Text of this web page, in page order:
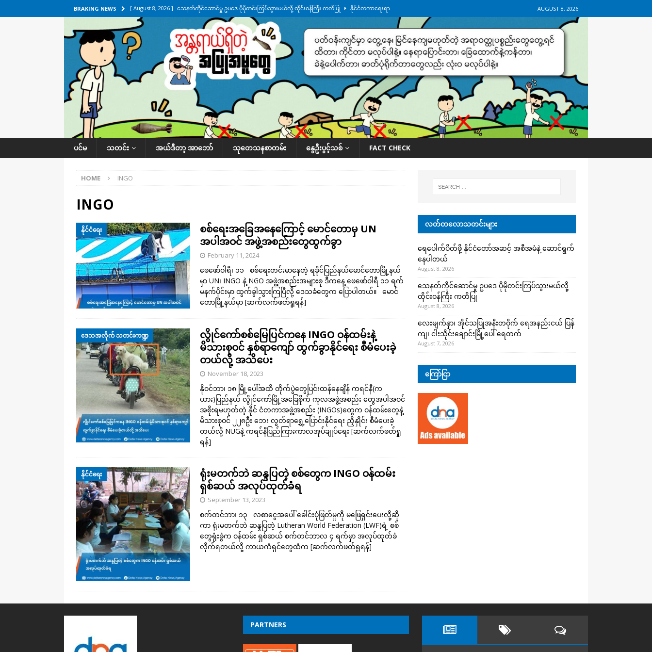
BRAKING NEWS [ August 8, 2026 ] သေနတ်ကိုင်ဆောင်မှု ဥပဒေ ပိုမိုတင်းကြပ်သွားမယ်လို့ ထိုင်းဝန်ကြီး ကတိပြု နိုင်ငံတကာရေးရာ
[ August 7, 2026 ] လေးမျက်နှာ၊ အိုင်သပြုအနီးတဝိုက် ရေအနည်းငယ် ပြန်ကျ၊ ငါးသိုင်းချောင်းမြို့ပေါ် ရေတက်
ဒေသအလိုက် သတင်းကဏ္ဍ
[ August 7, 2026 ] ရန်ကုန်မြစ်အတွင်း ထူးကဲဒီရေ အ​မြင့် ၂၁ ပေကျော်အထိ တက်မယ်လို့ သတိပေး ဒေသအလိုက်
သတင်းကဏ္ဍ
[ August 7, 2026 ] လွှတ်တော်ကို ရောက်လာတဲ့ ဦးမင်အောင်လှိုင်ကို ထိုင်းလွှတ်တော်အမတ် အော်ဟစ်ဆန္ဒပြ
UNCATEGORIZED
[ August 8, 2026 ] ရေပေါက်ပိတ်ဖို့ နိုင်ငံတော်အဆင့် အစီအမံနဲ့ ဆောင်ရွက်နေပါတယ် ဆောင်းပါး
AUGUST 8, 2026
ပင်မ သတင်း အယ်ဒီတာ့ အာဘော် သုတေသနစာတမ်း နွေဦးပွင့်သစ် FACT CHECK
HOME INGO
INGO
နိုင်ငံရေး
စစ်​​ရေးအခြေအနေကြောင့် မောင်တောမှ UN
အပါအဝင် အဖွဲ့အစည်းတွေထွက်ခွာ
February 11, 2024
ဖေဖော်ဝါရီ၊ ၁၁ စစ်ရေးတင်းမာနေတဲ့ ရခိုင်ပြည်နယ်မောင်တောမြို့နယ်
မှာ UN၊ INGO နဲ့ NGO အဖွဲ့အစည်းအများစု ဒီကနေ့ ဖေဖော်ဝါရီ ၁၁ ရက်
မနက်ပိုင်းမှာ ထွက်ခွါသွားကြပြီလို့ ဒေသခံတွေက ပြောပါတယ်။ မောင်
တောမြို့နယ်မှာ [ဆက်လက်ဖတ်ရှုရန်]
ဒေသအလိုက် သတင်းကဏ္ဍ
လွိုင်ကော်စစ်မြေပြင်ကနေ INGO ဝန်ထမ်းနဲ့
မိသားစုဝင် နှစ်ရာကျော် ထွက်ခွာနိုင်ရေး စီမံပေးခဲ့
တယ်လို့ အသိပေး
November 18, 2023
နိုဝင်ဘာ၊ ၁၈ မြို့ပေါ်အထိ တိုက်ပွဲတွေပြင်းထန်နေချိန် ကရင်နီ(က
ယား)ပြည်နယ် လွိုင်ကော်မြို့အခြေစိုက် ကုလအဖွဲ့အစည်း တွေအပါအဝင်
အစိုးရမဟုတ်တဲ့ နိုင် ငံတကာအဖွဲ့အစည်း (INGOs)တွေက ဝန်ထမ်းတွေနဲ့
မိသားစုဝင် ၂၂၈ဦး ဘေး လွတ်ရာရွှေ့ပြောင်းနိုင်ရေး ညှိနှိုင်း စီမံပေးခဲ့
တယ်လို့ NUGနဲ့ ကရင်နီပြည်ကြားကာလအုပ်ချုပ်ရေး [ဆက်လက်ဖတ်ရှု
ရန်]
နိုင်ငံရေး
ရုံးမတက်ဘဲ ဆန္ဒပြတဲ့ စစ်တွေက INGO ဝန်ထမ်း
ရှစ်ဆယ် အလုပ်ထုတ်ခံရ
September 13, 2023
စက်တင်ဘာ၊ ၁၃ လစာငွေအပေါ် ခေါင်းပုံဖြတ်မှုကို မဖြေရှင်းပေးလို့ဆို
ကာ ရုံးမတက်ဘဲ ဆန္ဒပြတဲ့ Lutheran World Federation (LWF)ရဲ့ စစ်
တွေရုံးခွဲက ဝန်ထမ်း ရှစ်ဆယ် စက်တင်ဘာလ ၄ ရက်မှာ အလုပ်ထုတ်ခံ
လိုက်ရတယ်လို့ ကာယကံရှင်တွေထံက [ဆက်လက်ဖတ်ရှုရန်]
လတ်တလောသတင်းများ
ရေပေါက်ပိတ်ဖို့ နိုင်ငံတော်အဆင့် အစီအမံနဲ့ ဆောင်ရွက်
နေပါတယ်
August 8, 2026
သေနတ်ကိုင်ဆောင်မှု ဥပဒေ ပိုမိုတင်းကြပ်သွားမယ်လို့
ထိုင်းဝန်ကြီး ကတိပြု
August 8, 2026
လေးမျက်နှာ၊ အိုင်သပြုအနီးတဝိုက် ရေအနည်းငယ် ပြန်
ကျ၊ ငါးသိုင်းချောင်းမြို့ပေါ် ရေတက်
August 7, 2026
ကြော်ငြာ
PARTNERS